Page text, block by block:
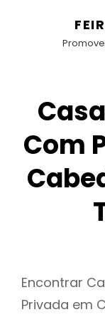
Com
Encontrar
Privada em